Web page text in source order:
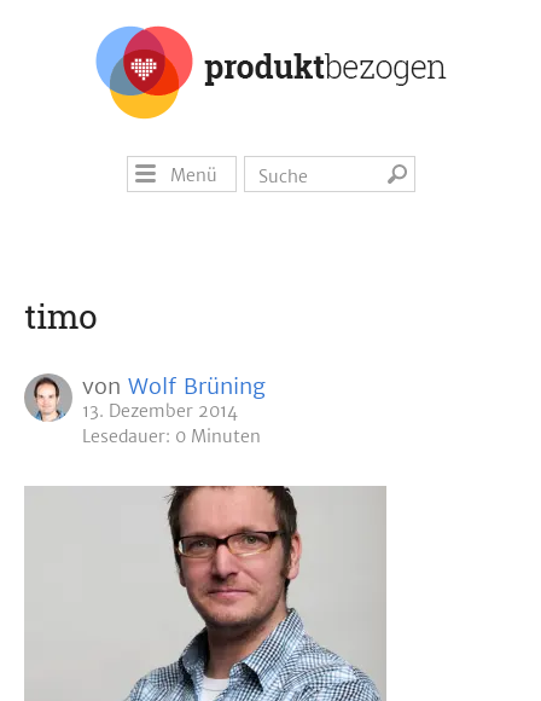
Menü
timo
von Wolf Brüning
13. Dezember 2014
Lesedauer: 0 Minuten